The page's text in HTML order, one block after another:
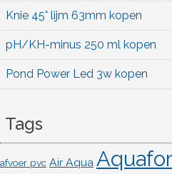
Knie 45° lijm 63mm kopen
pH/KH-minus 250 ml kopen
Pond Power Led 3w kopen
Tags
afvoer pvc Air Aqua